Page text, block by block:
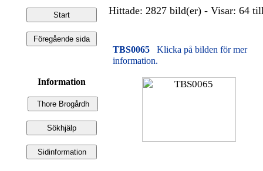
Information
Hittade: 2827 bild(er) - Visar: 64
TBS0065
Klicka på bilden för mer
information.